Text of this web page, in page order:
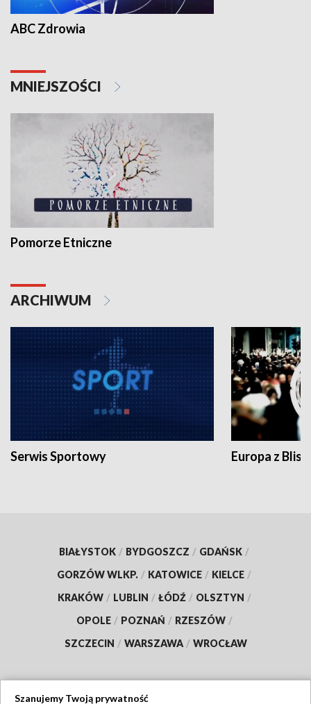
ABC Zdrowia
MNIEJSZOŚCI
Pomorze Etniczne
ARCHIWUM
Serwis Sportowy Europa z
BIAŁYSTOK / BYDGOSZCZ / GDAŃSK /
GORZÓW WLKP. / KATOWICE / KIELCE /
KRAKÓW / LUBLIN / ŁÓDŹ / OLSZTYN /
OPOLE / POZNAŃ / RZESZÓW /
SZCZECIN / WARSZAWA / WROCŁAW
Szanujemy Twoją prywatność